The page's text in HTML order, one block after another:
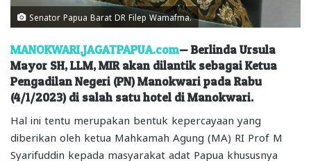
Senator Papua Barat DR Filep Wamafma.
MANOKWARI,JAGATPAPUA.com— Berlinda Ursula
Mayor SH, LLM, MIR akan dilantik sebagai Ketua
Pengadilan Negeri (PN) Manokwari pada Rabu
(4/1/2023) di salah satu hotel di Manokwari.
Hal ini tentu merupakan bentuk kepercayaan yang
diberikan oleh ketua Mahkamah Agung (MA) RI Prof M
Syarifuddin kepada masyarakat adat Papua khususnya